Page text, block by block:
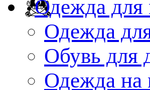
Одежда
Одежда
Обувь для
Одежда на